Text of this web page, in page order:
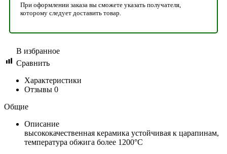
При оформлении заказа вы сможете указать получателя,
которому следует доставить товар.
В избранное
Сравнить
Характеристики
Отзывы 0
Общие
Описание
высококачественная керамика устойчивая к царапинам,
температура обжига более 1200°C